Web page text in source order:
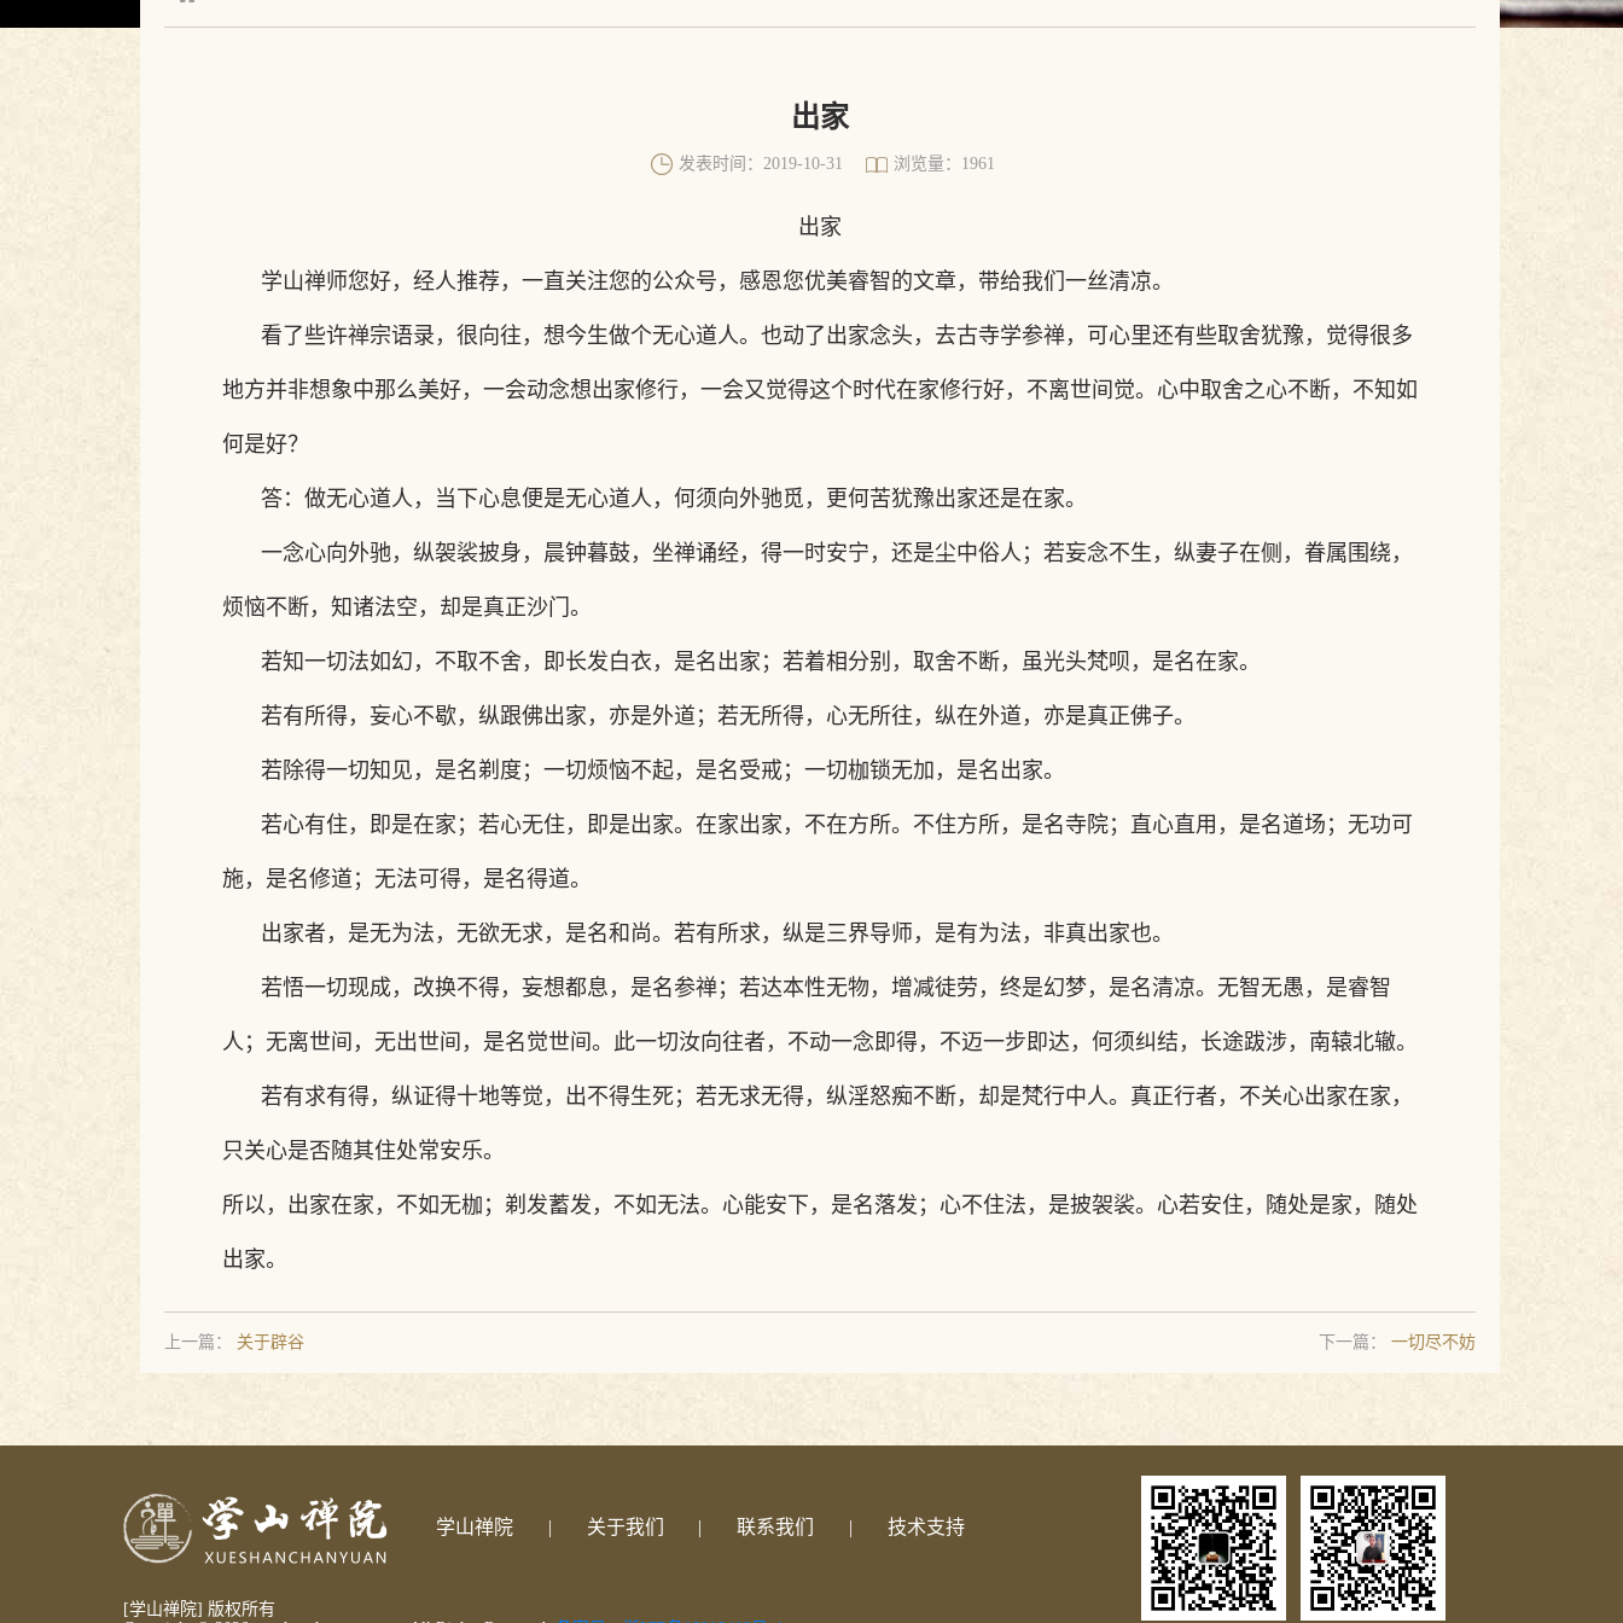
出家
发表时间：2019-10-31 浏览量：1961
出家
学山禅师您好，经人推荐，一直关注您的公众号，感恩您优美睿智的文章，带给我们一丝清凉。
看了些许禅宗语录，很向往，想今生做个无心道人。也动了出家念头，去古寺学参禅，可心里还有些取舍犹豫，觉得很多
地方并非想象中那么美好，一会动念想出家修行，一会又觉得这个时代在家修行好，不离世间觉。心中取舍之心不断，不知如
何是好？
答：做无心道人，当下心息便是无心道人，何须向外驰觅，更何苦犹豫出家还是在家。
一念心向外驰，纵袈裟披身，晨钟暮鼓，坐禅诵经，得一时安宁，还是尘中俗人；若妄念不生，纵妻子在侧，眷属围绕，
烦恼不断，知诸法空，却是真正沙门。
若知一切法如幻，不取不舍，即长发白衣，是名出家；若着相分别，取舍不断，虽光头梵呗，是名在家。
若有所得，妄心不歇，纵跟佛出家，亦是外道；若无所得，心无所往，纵在外道，亦是真正佛子。
若除得一切知见，是名剃度；一切烦恼不起，是名受戒；一切枷锁无加，是名出家。
若心有住，即是在家；若心无住，即是出家。在家出家，不在方所。不住方所，是名寺院；直心直用，是名道场；无功可
施，是名修道；无法可得，是名得道。
出家者，是无为法，无欲无求，是名和尚。若有所求，纵是三界导师，是有为法，非真出家也。
若悟一切现成，改换不得，妄想都息，是名参禅；若达本性无物，增减徒劳，终是幻梦，是名清凉。无智无愚，是睿智
人；无离世间，无出世间，是名觉世间。此一切汝向往者，不动一念即得，不迈一步即达，何须纠结，长途跋涉，南辕北辙。
若有求有得，纵证得十地等觉，出不得生死；若无求无得，纵淫怒痴不断，却是梵行中人。真正行者，不关心出家在家，
只关心是否随其住处常安乐。
所以，出家在家，不如无枷；剃发蓄发，不如无法。心能安下，是名落发；心不住法，是披袈裟。心若安住，随处是家，随处
出家。
上一篇： 关于辟谷 下一篇： 一切尽不妨
学山禅院 | 关于我们 | 联系我们 | 技术支持
[学山禅院] 版权所有